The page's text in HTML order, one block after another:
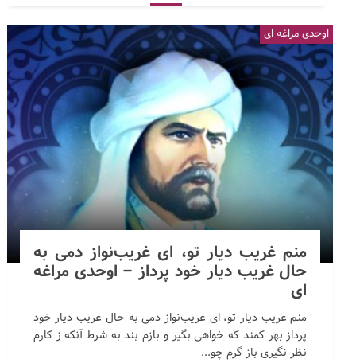
منم غریب دیار تو، ای غریب‌نواز دمی به
حال غریب دیار خود پرداز – اوحدی مراغه
ای
منم غریب دیار تو، ای غریب‌نواز دمی به حال غریب دیار خود
پرداز بهر کمند که خواهی بگیر و بازم بند به شرط آنکه ز کارم
نظر نگیری باز گرم چو...
اوحدی مراغه ای